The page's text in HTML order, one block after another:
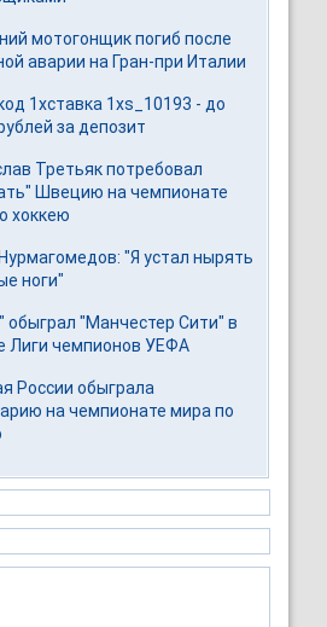
мотогонщик погиб после
аварии на Гран-при Италии
1хставка 1xs_10193 - до
за депозит
Третьяк потребовал
Швецию на чемпионате
хоккею
"Я устал нырять
ноги"
обыграл "Манчестер Сити" в
Лиги чемпионов УЕФА
России обыграла
на чемпионате мира по